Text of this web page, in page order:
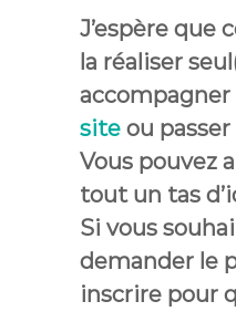
J’espère que
la réaliser
accompagner
site ou
Vous pouvez
tout un tas
Si vous
demander le
inscrire pour